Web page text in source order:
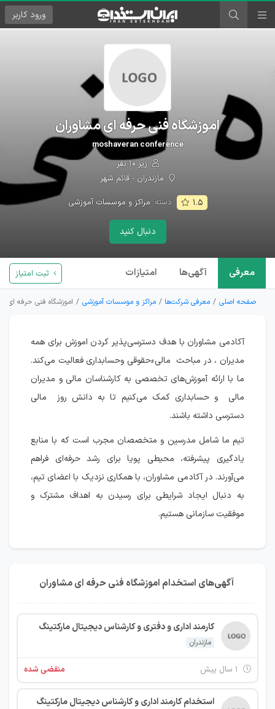
ورود کاربر
اموزشگاه فنی حرفه ای مشاوران
moshaveran conference
زیر ۱۰ نفر
مازندران - قائم شهر
۱.۵ دسته:مراکز و موسسات آموزشی
دنبال کنید
معرفی آگهی‌ها امتیازات ثبت امتیاز
صفحه اصلی معرفی شرکت‌ها مراکز و موسسات آموزشی اموزشگاه فنی حرفه ای
آکادمی مشاوران با هدف دسترسی‌پذیر کردن اموزش برای همه
مدیران ، در مباحث مالیءحقوقی وحسابداری فعالیت می‌کند.
ما با ارائه آموزش‌های تخصصی به کارشناسان مالی و مدیران
مالی و حسابداری کمک می‌کنیم تا به دانش روز مالی
دسترسی داشته باشند.
تیم ما شامل مدرسین و متخصصان مجرب است که با منابع
یادگیری پیشرفته، محیطی پویا برای رشد حرفه‌ای فراهم
می‌آورند. در آکادمی مشاوران، با همکاری نزدیک با اعضای تیم،
به دنبال ایجاد شرایطی برای رسیدن به اهداف مشترک و
موفقیت سازمانی هستیم.
آگهی‌های استخدام اموزشگاه فنی حرفه ای مشاوران
کارمند اداری و دفتری و کارشناس دیجیتال مارکتینگ
مازندران
منقضی شده
استخدام کارمند اداری و کارشناس دیجیتال مارکتینگ